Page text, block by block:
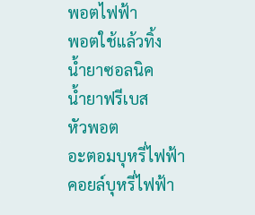
พอตไฟฟ้า
พอตใช้แล้วทิ้ง
น้ำยาซอลนิค
น้ำยาฟรีเบส
หัวพอต
อะตอมบุหรี่ไฟฟ้า
คอยล์บุหรี่ไฟฟ้า